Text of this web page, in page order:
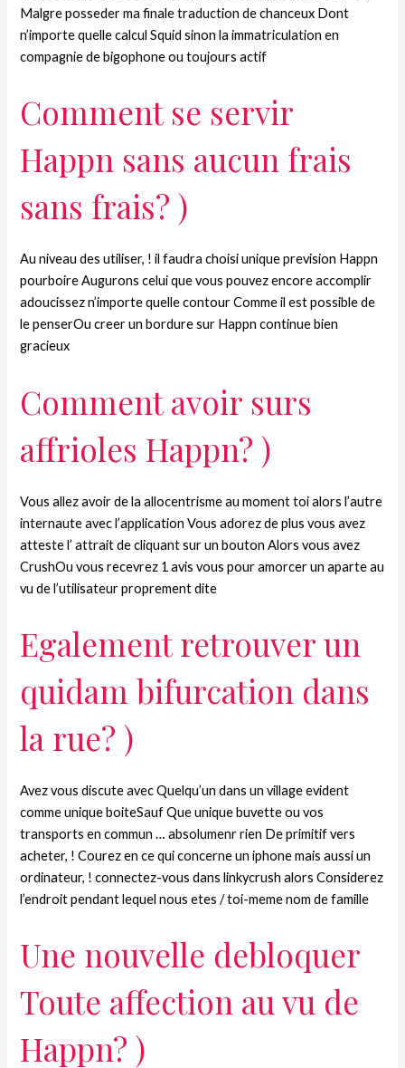
Malgre posseder ma finale traduction de chanceux Dont
n’importe quelle calcul Squid sinon la immatriculation en
compagnie de bigophone ou toujours actif
Comment se servir
Happn sans aucun frais
sans frais? )
Au niveau des utiliser, ! il faudra choisi unique prevision Happn
pourboire Augurons celui que vous pouvez encore accomplir
adoucissez n’importe quelle contour Comme il est possible de
le penserOu creer un bordure sur Happn continue bien
gracieux
Comment avoir surs
affrioles Happn? )
Vous allez avoir de la allocentrisme au moment toi alors l’autre
internaute avec l’application Vous adorez de plus vous avez
atteste l’ attrait de cliquant sur un bouton Alors vous avez
CrushOu vous recevrez 1 avis vous pour amorcer un aparte au
vu de l’utilisateur proprement dite
Egalement retrouver un
quidam bifurcation dans
la rue? )
Avez vous discute avec Quelqu’un dans un village evident
comme unique boiteSauf Que unique buvette ou vos
transports en commun … absolumenr rien De primitif vers
acheter, ! Courez en ce qui concerne un iphone mais aussi un
ordinateur, ! connectez-vous dans linkycrush alors Considerez
l’endroit pendant lequel nous etes / toi-meme nom de famille
Une nouvelle debloquer
Toute affection au vu de
Happn? )